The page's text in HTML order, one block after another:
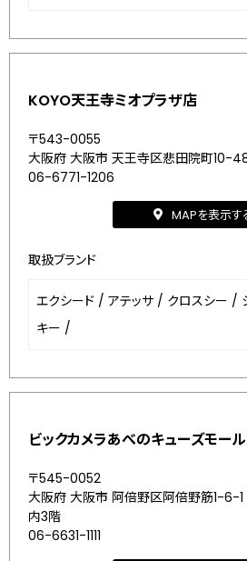
KOYO天王寺ミオプラザ店
〒543-0055
大阪府 大阪市 天王寺区悲田院町10-48
06-6771-1206
MAPを表示す
取扱ブランド
エクシード / アテッサ / クロスシー /
キー /
ビックカメラあべのキューズモー
〒545-0052
大阪府 大阪市 阿倍野区阿倍野筋1-6-
内3階
06-6631-1111